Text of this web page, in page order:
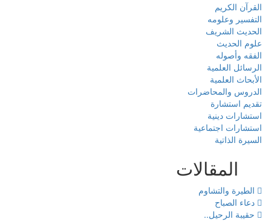
القرآن الكريم
التفسير وعلومه
الحديث الشريف
علوم الحديث
الفقه وأصوله
الرسائل العلمية
الأبحاث العلمية
الدروس والمحاضرات
تقديم استشارة
استشارات دينية
استشارات اجتماعية
السيرة الذاتية
المقالات
الطيرة والتشاوم
دعاء الصباح
حقيبة الرحيل..